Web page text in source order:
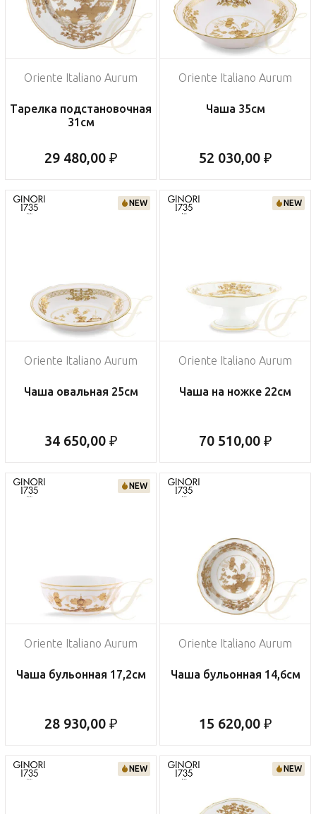
Oriente Italiano Aurum
Тарелка подстановочная
31см
29 480,00 ₽
Oriente Italiano Aurum
Чаша 35см
52 030,00 ₽
NEW
Oriente Italiano Aurum
Чаша овальная 25см
34 650,00 ₽
NEW
Oriente Italiano Aurum
Чаша на ножке 22см
70 510,00 ₽
NEW
Oriente Italiano Aurum
Чаша бульонная 17,2см
28 930,00 ₽
Oriente Italiano Aurum
Чаша бульонная 14,6см
15 620,00 ₽
NEW NEW